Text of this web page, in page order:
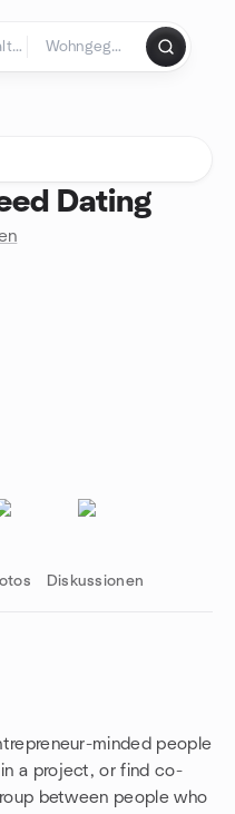
Dating
Diskussionen
minded people
a project, or find co-
between people who